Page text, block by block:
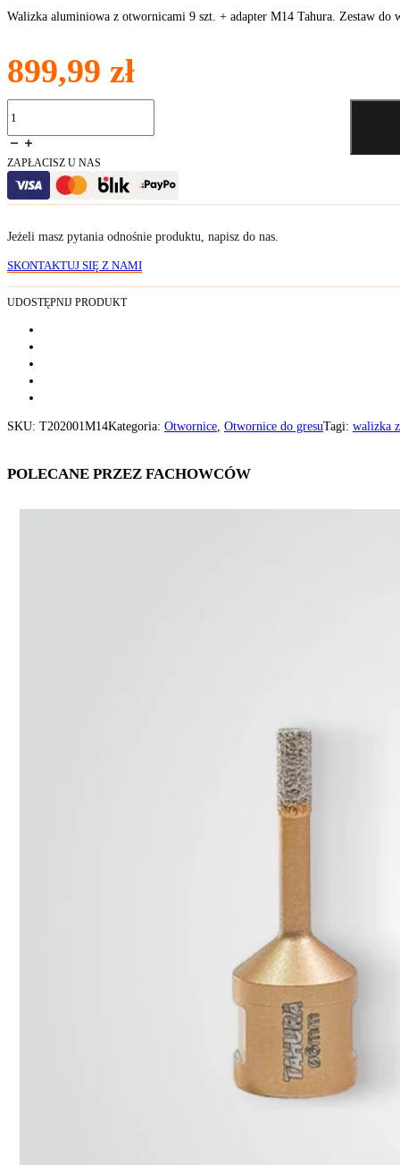
Walizka aluminiowa z otwornicami 9 szt. + adapter M14 Tahura. Zestaw
899,99 zł
Walizka
aluminiowa
otwornicami
9szt.
+
M14
ZAPŁACISZ U NAS
Jeżeli masz pytania odnośnie produktu, napisz do nas.
SKONTAKTUJ SIĘ Z NAMI
UDOSTĘPNIJ PRODUKT
SKU: T202001M14Kategoria: Otwornice Otwornice do gresuTagi: walizka
POLECANE PRZEZ FACHOWCÓW